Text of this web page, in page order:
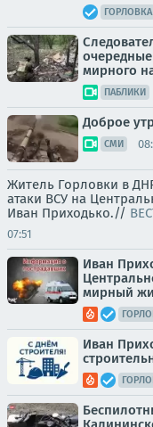
ГОРЛОВКА
мирного
ПАБЛИКИ
Доброе
СМИ
Житель Горловки в
атаки ВСУ на
Иван Приходько.//
07:51
Иван
мирный
Иван